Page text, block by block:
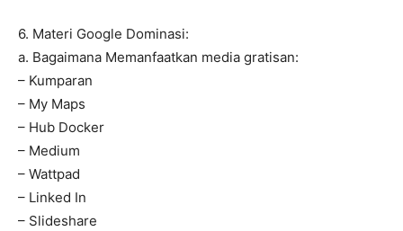
6. Materi Google Dominasi:
a. Bagaimana Memanfaatkan media gratisan:
– Kumparan
– My Maps
– Hub Docker
– Medium
– Wattpad
– Linked In
– Slideshare